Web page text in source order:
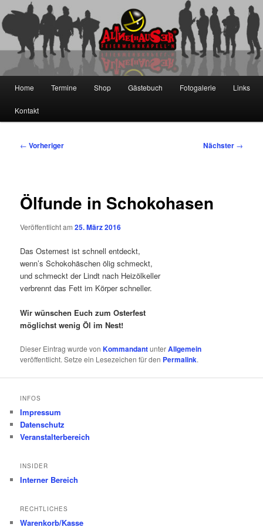
primären
Inhalt
springenDie Altneihauser Feierwehrkapell'n
Home Termine Shop Gästebuch Fotogalerie Links
Kontakt
Beitragsnavigation
← Vorheriger Nächster →
Ölfunde in Schokohasen
Veröffentlicht am25. März 2016
Das Osternest ist schnell entdeckt,
wenn’s Schokohäschen ölig schmeckt,
und schmeckt der Lindt nach Heizölkeller
verbrennt das Fett im Körper schneller.
Wir wünschen Euch zum Osterfest
möglichst wenig Öl im Nest!
Dieser Eintrag wurde vonKommandantunterAllgemein
veröffentlicht. Setze ein Lesezeichen für den Permalink.
INFOS
Impressum
Datenschutz
Veranstalterbereich
INSIDER
Interner Bereich
RECHTLICHES
Warenkorb/Kasse